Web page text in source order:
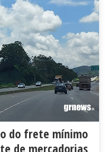
do frete mínimo